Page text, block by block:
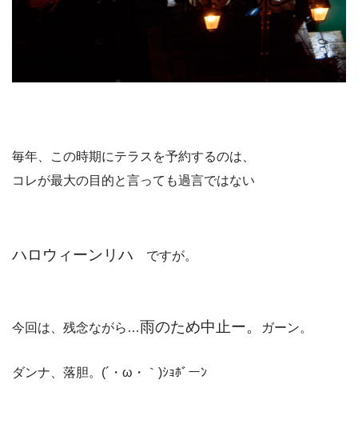
毎年、この時期にテラスを予約するのは、
コレが最大の目的と言っても過言ではない
ハロウィーンリハ ですが。
今回は、残念ながら…雨のため中止ー。 ガーン。
ダンナ、落胆。(´・ω・｀)ｼｮﾎﾞーﾝ